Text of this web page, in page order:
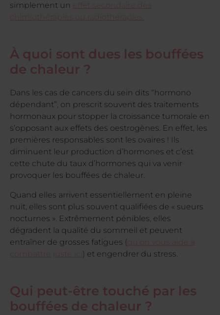
simplement un effet secondaire des
chimiothérapies ou radiothérapies.
À quoi sont dues les bouffées
de chaleur ?
Dans les cas de cancers du sein dits “hormono
dépendant”, on prescrit souvent des traitements
hormonaux pour stopper la croissance tumorale en
s’opposant aux effets des oestrogènes. En effet, les
premières responsables sont les ovaires ! Ils
diminuent leur production d’hormones et c’est
cette chute du taux d’hormones qui va venir
provoquer les bouffées de chaleur.
Quand elles arrivent essentiellement en pleine
nuit, elles sont plus souvent qualifiées de « sueurs
nocturnes ». Extrêmement pénibles, elles
dégradent la qualité du sommeil et peuvent
entraîner de grosses fatigues ( qu’on vous aide à
combattre juste ici ) et engendrer du stress.
Qui peut-être touché par les
bouffées de chaleur ?